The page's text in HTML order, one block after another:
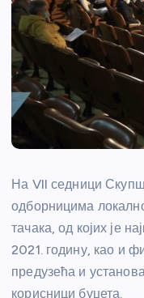
На VII седници
одборницима
тачака, од којих је
2021. годину, као и
предузећа и
корисници буџета.